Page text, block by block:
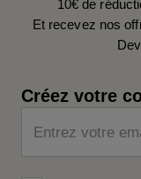
10€ de
Et recevez nos
Créez votre
Entrez votre